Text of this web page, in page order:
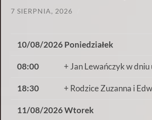
7 SIERPNIA, 2026
10/08/2026 Poniedziałek
08:00 + Jan Lewańczyk w
18:30 + Rodzice Zuzanna i
11/08/2026 Wtorek